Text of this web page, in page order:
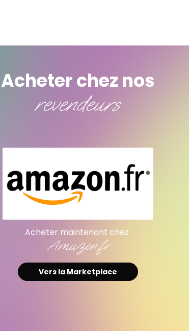
Acheter chez nos
revendeurs
Acheter maintenant chez
Amazon.fr
Vers la Marketplace